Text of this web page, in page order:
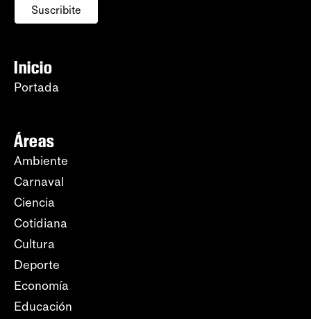
Suscribite
Inicio
Portada
Áreas
Ambiente
Carnaval
Ciencia
Cotidiana
Cultura
Deporte
Economía
Educación